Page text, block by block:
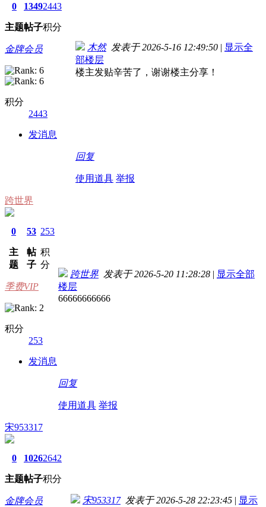
0
主题
1349
帖子
2443
积分
金牌会员
积分
2443
发消息
木然发表于 2026-5-16 12:49:50 | 显示全
部楼层
楼主发贴辛苦了，谢谢楼主分享！
回复
使用道具 举报
跨世界
0
主
题
53
帖
子
253
积
分
季费VIP
积分
253
发消息
跨世界 发表于 2026-5-20 11:28:28 | 显示全部
楼层
66666666666
回复
使用道具 举报
宋953317
0
主题
1026
帖子
2642
积分
金牌会员 宋953317发表于 2026-5-28 22:23:45 | 显示